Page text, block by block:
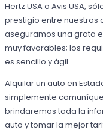
Hertz USA o Avis USA,
prestigio entre nuestros
aseguramos una grata
muy favorables; los
es sencillo y ágil.
Alquilar un auto en
simplemente
brindaremos toda la
auto y tomar la mejor